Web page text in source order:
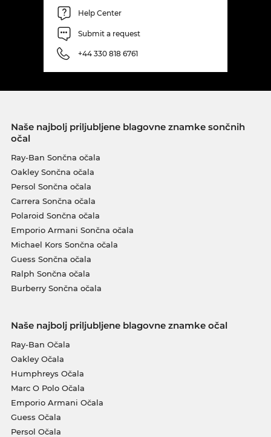
Help Center
Submit a request
+44 330 818 6761
Naše najbolj priljubljene blagovne znamke sončnih
očal
Ray-Ban Sončna očala
Oakley Sončna očala
Persol Sončna očala
Carrera Sončna očala
Polaroid Sončna očala
Emporio Armani Sončna očala
Michael Kors Sončna očala
Guess Sončna očala
Ralph Sončna očala
Burberry Sončna očala
Naše najbolj priljubljene blagovne znamke očal
Ray-Ban Očala
Oakley Očala
Humphreys Očala
Marc O Polo Očala
Emporio Armani Očala
Guess Očala
Persol Očala